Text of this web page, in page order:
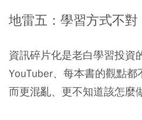
地雷五：學習方式不對
資訊碎片化是老白學習投資
YouTuber、每本書的觀點
而更混亂、更不知道該怎麼